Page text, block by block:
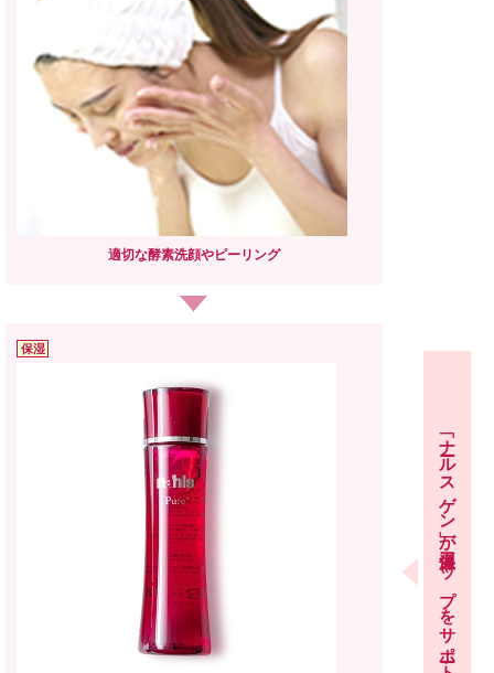
適切な酵素洗顔やピーリング
保湿
「ナールスゲン」が
保湿力アップをサポート